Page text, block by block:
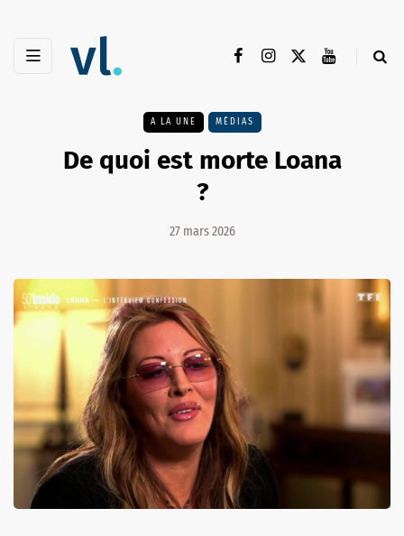
A LA UNE MÉDIAS
De quoi est morte Loana
?
27 mars 2026